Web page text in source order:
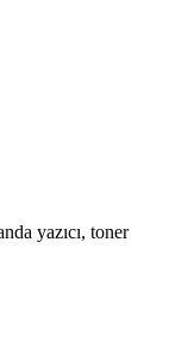
yazıcı, toner